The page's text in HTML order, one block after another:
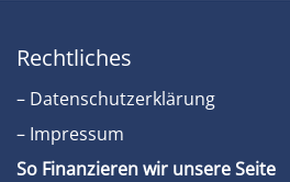
Rechtliches
– Datenschutzerklärung
– Impressum
So Finanzieren wir unsere Seite